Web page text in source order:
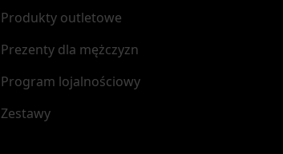
Produkty outletowe
Prezenty dla mężczyzn
Program lojalnościowy
Zestawy